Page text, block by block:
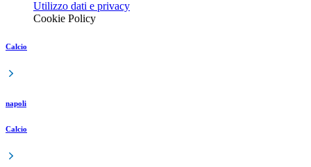
Utilizzo dati e privacy
Cookie Policy
Calcio
napoli
Calcio